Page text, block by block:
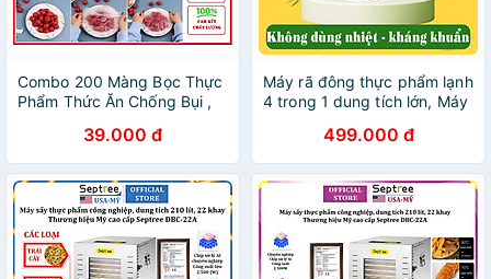
Combo 200 Màng Bọc Thực
Phẩm Thức Ăn Chống Bụi ,
Chính Hãng39.000 đ
Máy rã đông thực phẩm lạnh
4 trong 1 dung tích lớn, Máy
quả - Hàng Chính Hãng
499.000 đ